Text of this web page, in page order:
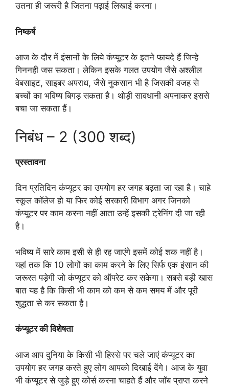
उतना ही जरूरी है जितना पढ़ाई लिखाई करना।
निष्कर्ष
आज के दौर में इंसानों के लिये कंप्यूटर के इतने फायदे हैं जिन्हे
गिननही जस सकता। लेकिन इसके गलत उपयोग जैसे अश्लील
वेबसाइट, साइबर अपराध, जैसे नुकसान भी है जिसकी वजह से
बच्चों का भविष्य बिगड़ सकता है। थोड़ी सावधानी अपनाकर इससे
बचा जा सकता हैं।
निबंध – 2 (300 शब्द)
प्रस्तावना
दिन प्रतिदिन कंप्यूटर का उपयोग हर जगह बढ़ता जा रहा है। चाहे
स्कूल कॉलेज हो या फिर कोई सरकारी विभाग अगर जिनको
कंप्यूटर पर काम करना नहीं आता उन्हें इसकी ट्रेनिंग दी जा रही
है।
भविष्य में सारे काम इसी से ही रह जाएंगे इसमें कोई शक नहीं है।
यहां तक कि 10 लोगों का काम करने के लिए सिर्फ एक इंसान की
जरूरत पड़ेगी जो कंप्यूटर को ऑपरेट कर सकेगा। सबसे बड़ी खास
बात यह है कि किसी भी काम को कम से कम समय में और पूरी
शुद्धता से कर सकता है।
कंप्यूटर की विशेषता
आज आप दुनिया के किसी भी हिस्से पर चले जाएं कंप्यूटर का
उपयोग हर जगह करते हुए लोग आपको दिखाई देंगे। आज के युवा
भी कंप्यूटर से जुड़े हुए कोर्स करना चाहते हैं और जॉब प्राप्त करने